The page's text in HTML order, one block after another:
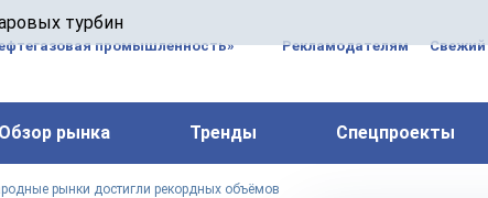
турбин
и паровых турбин, комплексным ремонтом,
и компрессоров, которые работают на
промышленность» Рекламодателям Свежий
Обзор рынка Тренды Спецпроекты
рынки достигли рекордных объёмов